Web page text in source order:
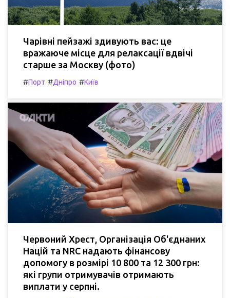
Чарівні пейзажі здивують вас: це
вражаюче місце для релаксації вдвічі
старше за Москву (фото)
#Порт #Дніпро #Київ
Червоний Хрест, Організація Об'єднаних
Націй та NRC надають фінансову
допомогу в розмірі 10 800 та 12 300 грн:
які групи отримувачів отримають
виплати у серпні.